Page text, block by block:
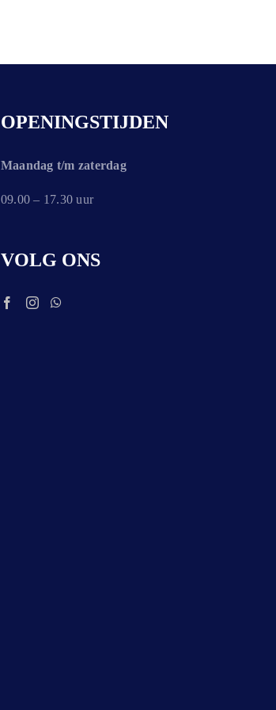
OPENINGSTIJDEN
Maandag t/m zaterdag
09.00 – 17.30 uur
VOLG ONS